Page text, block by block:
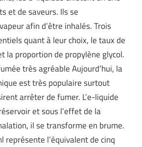
et de saveurs. Ils se
afin d’être inhalés. Trois
quant à leur choix, le taux de
la proportion de propylène glycol.
très agréable Aujourd’hui, la
est très populaire surtout
arrêter de fumer. L’e-liquide
et sous l’effet de la
il se transforme en brume.
représente l’équivalent de cinq